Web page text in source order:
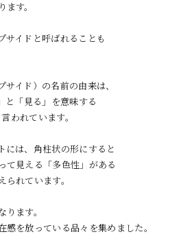
す。
サイドと呼ばれることも
イド）の名前の由来は、
と「見る」を意味する
われています。
には、角柱状の形にすると
て見える「多色性」がある
れています。
ます。
を放っている品々を集めました。